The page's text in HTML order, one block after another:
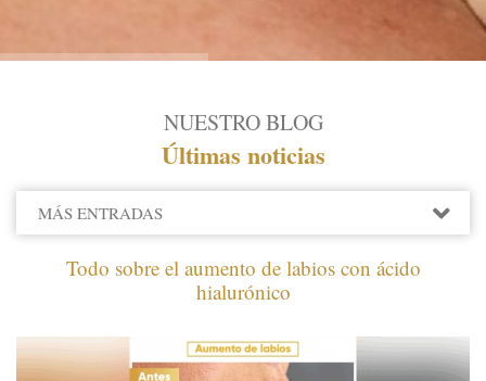
NUESTRO BLOG
Últimas noticias
MÁS ENTRADAS
2022
MAYO
​Todo sobre el aumento de labios con ácido
hialurónico